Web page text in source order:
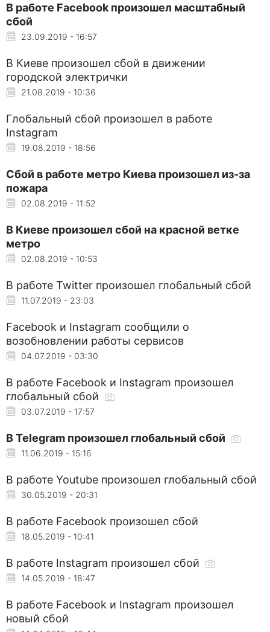
В работе Facebook произошел масштабный
сбой
23.09.2019 - 16:57
В Киеве произошел сбой в движении
городской электрички
21.08.2019 - 10:36
Глобальный сбой произошел в работе
Instagram
19.08.2019 - 18:56
Сбой в работе метро Киева произошел из-за
пожара
02.08.2019 - 11:52
В Киеве произошел сбой на красной ветке
метро
02.08.2019 - 10:53
В работе Twitter произошел глобальный сбой
11.07.2019 - 23:03
Facebook и Instagram сообщили о
возобновлении работы сервисов
04.07.2019 - 03:30
В работе Facebook и Instagram произошел
глобальный сбой
03.07.2019 - 17:57
В Telegram произошел глобальный сбой
11.06.2019 - 15:16
В работе Youtube произошел глобальный сбой
30.05.2019 - 20:31
В работе Facebook произошел сбой
18.05.2019 - 10:41
В работе Instagram произошел сбой
14.05.2019 - 18:47
В работе Facebook и Instagram произошел
новый сбой